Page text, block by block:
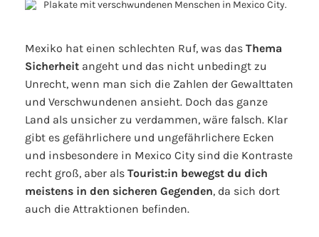
Mexiko hat einen schlechten Ruf, was das Thema
Sicherheit angeht und das nicht unbedingt zu
Unrecht, wenn man sich die Zahlen der Gewalttaten
und Verschwundenen ansieht. Doch das ganze
Land als unsicher zu verdammen, wäre falsch. Klar
gibt es gefährlichere und ungefährlichere Ecken
und insbesondere in Mexico City sind die Kontraste
recht groß, aber als Tourist:in bewegst du dich
meistens in den sicheren Gegenden, da sich dort
auch die Attraktionen befinden.